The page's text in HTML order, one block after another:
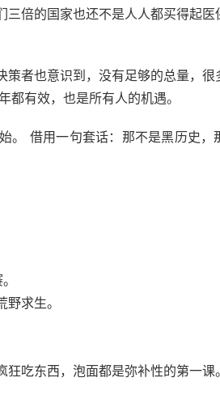
倍的国家也还不是人人都买得起医
者也意识到，没有足够的总量，很
有效，也是所有人的机遇。
。 借用一句套话：那不是黑历史，
求生。
吃东西，泡面都是弥补性的第一课。